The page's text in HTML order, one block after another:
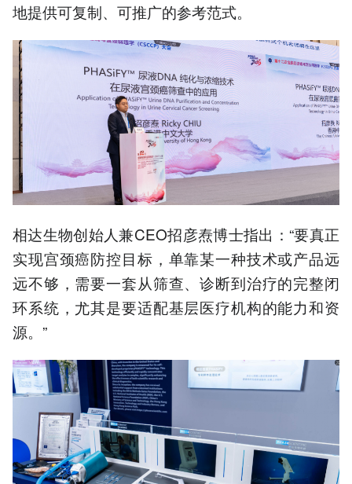
地提供可复制、可推广的参考范式。
相达生物创始人兼CEO招彦焘博士指出：“要真正
实现宫颈癌防控目标，单靠某一种技术或产品远
远不够，需要一套从筛查、诊断到治疗的完整闭
环系统，尤其是要适配基层医疗机构的能力和资
源。”